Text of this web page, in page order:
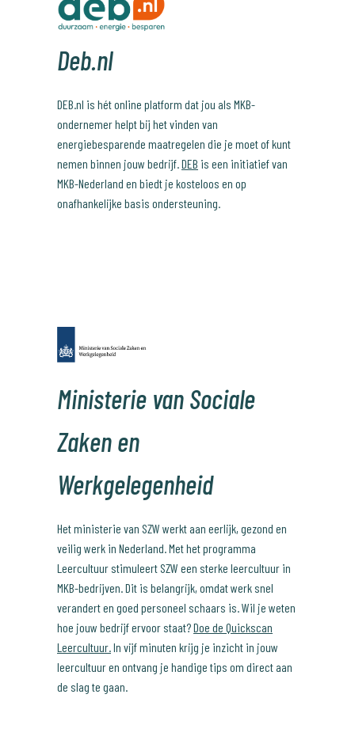
Deb.nl
DEB.nl is hét online platform dat jou als MKB-
ondernemer helpt bij het vinden van
energiebesparende maatregelen die je moet of kunt
nemen binnen jouw bedrijf.DEB is een initiatief van
MKB-Nederland en biedt je kosteloos en op
onafhankelijke basis ondersteuning.
Ministerie van Sociale
Zaken en
Werkgelegenheid
Het ministerie van SZW werkt aan eerlijk, gezond en
veilig werk in Nederland. Met het programma
Leercultuur stimuleert SZW een sterke leercultuur in
MKB-bedrijven. Dit is belangrijk, omdat werk snel
verandert en goed personeel schaars is. Wil je weten
hoe jouw bedrijf ervoor staat?Doe de Quickscan
Leercultuur.In vijf minuten krijg je inzicht in jouw
leercultuur en ontvang je handige tips om direct aan
de slag te gaan.